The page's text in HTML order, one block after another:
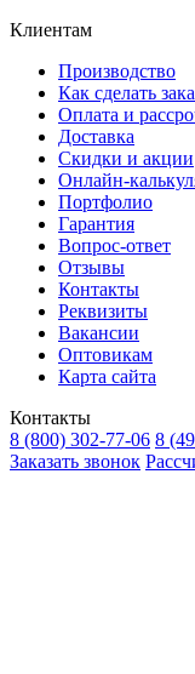
Клиентам
Производство
Как сделать
Оплата и
Доставка
Скидки и акции
Онлайн-
Портфолио
Гарантия
Вопрос-ответ
Отзывы
Контакты
Реквизиты
Вакансии
Оптовикам
Карта сайта
Контакты
8 (800) 302-77-06 8
Заказать звонок